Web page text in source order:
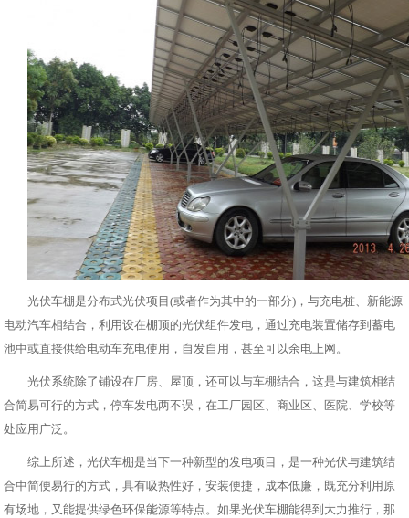
光伏车棚是分布式光伏项目(或者作为其中的一部分)，与充电桩、新能源
电动汽车相结合，利用设在棚顶的光伏组件发电，通过充电装置储存到蓄电
池中或直接供给电动车充电使用，自发自用，甚至可以余电上网。
光伏系统除了铺设在厂房、屋顶，还可以与车棚结合，这是与建筑相结
合简易可行的方式，停车发电两不误，在工厂园区、商业区、医院、学校等
处应用广泛。
综上所述，光伏车棚是当下一种新型的发电项目，是一种光伏与建筑结
合中简便易行的方式，具有吸热性好，安装便捷，成本低廉，既充分利用原
有场地，又能提供绿色环保能源等特点。如果光伏车棚能得到大力推行，那